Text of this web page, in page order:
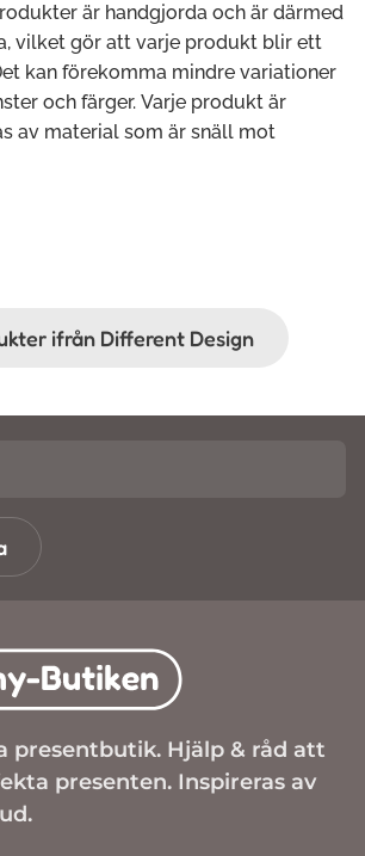
är handgjorda och är därmed
vilket gör att varje produkt blir ett
kan förekomma mindre variationer
och färger. Varje produkt är
av material som är snäll mot
ifrån Different Design
presentbutik. Hjälp & råd att
presenten. Inspireras av